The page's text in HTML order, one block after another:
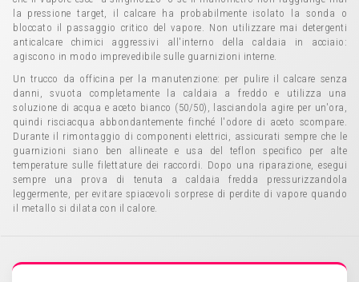
la pressione target, il calcare ha probabilmente isolato la sonda o
bloccato il passaggio critico del vapore. Non utilizzare mai detergenti
anticalcare chimici aggressivi all'interno della caldaia in acciaio:
agiscono in modo imprevedibile sulle guarnizioni interne.
Un trucco da officina per la manutenzione: per pulire il calcare senza
danni, svuota completamente la caldaia a freddo e utilizza una
soluzione di acqua e aceto bianco (50/50), lasciandola agire per un'ora,
quindi risciacqua abbondantemente finché l'odore di aceto scompare.
Durante il rimontaggio di componenti elettrici, assicurati sempre che le
guarnizioni siano ben allineate e usa del teflon specifico per alte
temperature sulle filettature dei raccordi. Dopo una riparazione, esegui
sempre una prova di tenuta a caldaia fredda pressurizzandola
leggermente, per evitare spiacevoli sorprese di perdite di vapore quando
il metallo si dilata con il calore.